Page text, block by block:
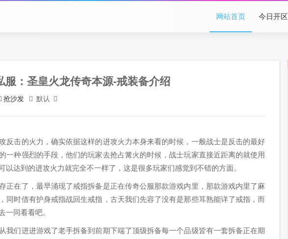
网站首页 今日开区
服：圣皇火龙传奇本源-戒装备介绍
抢沙发 默认
反击的火力，确实依据这样的进攻火力本身来看的时候，一般战士是反击的最好
一种强烈的手段，他们的玩家去抢占篝火的时候，战士玩家直接近距离的就使用
以达到的进攻火力就完全不一样了，这是很多玩家们感觉到不错的方面。
正在了，最早涌现了戒指拆备是正在传奇公服那款游戏内里，那款游戏内里了麻
同时借有护身戒指战回生戒指，古天我们先容了没有是那些耳熟能详了戒指，而
一同看看吧。
我们进进游戏了老手拆备到前期下端了顶级拆备每一个品级皆有一套拆备正在期